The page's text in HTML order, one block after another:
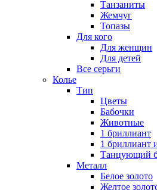
Танзаниты
Жемчуг
Топазы
Для кого
Для женщин
Для детей
Все серьги
Колье
Тип
Цветы
Бабочки
Животные
1 бриллиант
1 бриллиант
Танцующий
Металл
Белое золото
Желтое